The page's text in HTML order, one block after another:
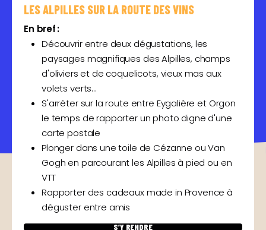
LES ALPILLES SUR LA ROUTE DES VINS
En bref :
Découvrir entre deux dégustations, les
paysages magnifiques des Alpilles, champs
d'oliviers et de coquelicots, vieux mas aux
volets verts…
S'arréter sur la route entre Eygalière et Orgon
le temps de rapporter un photo digne d'une
carte postale
Plonger dans une toile de Cézanne ou Van
Gogh en parcourant les Alpilles à pied ou en
VTT
Rapporter des cadeaux made in Provence à
déguster entre amis
S’Y RENDRE